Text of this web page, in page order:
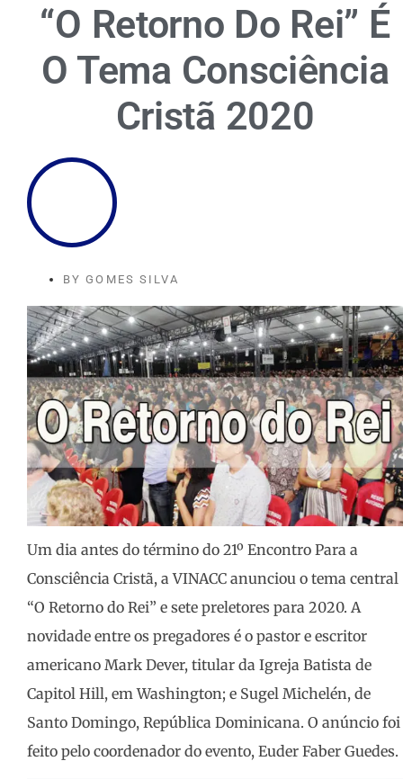
“O Retorno Do Rei” É
O Tema Consciência
Cristã 2020
BY GOMES SILVA
Um dia antes do término do 21º Encontro Para a
Consciência Cristã, a VINACC anunciou o tema central
“O Retorno do Rei” e sete preletores para 2020. A
novidade entre os pregadores é o pastor e escritor
americano Mark Dever, titular da Igreja Batista de
Capitol Hill, em Washington; e Sugel Michelén, de
Santo Domingo, República Dominicana. O anúncio foi
feito pelo coordenador do evento, Euder Faber Guedes.